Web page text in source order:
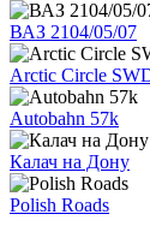
ВАЗ 2104/05/07
Arctic Circle
Autobahn 57k
Калач на Дону
Polish Roads